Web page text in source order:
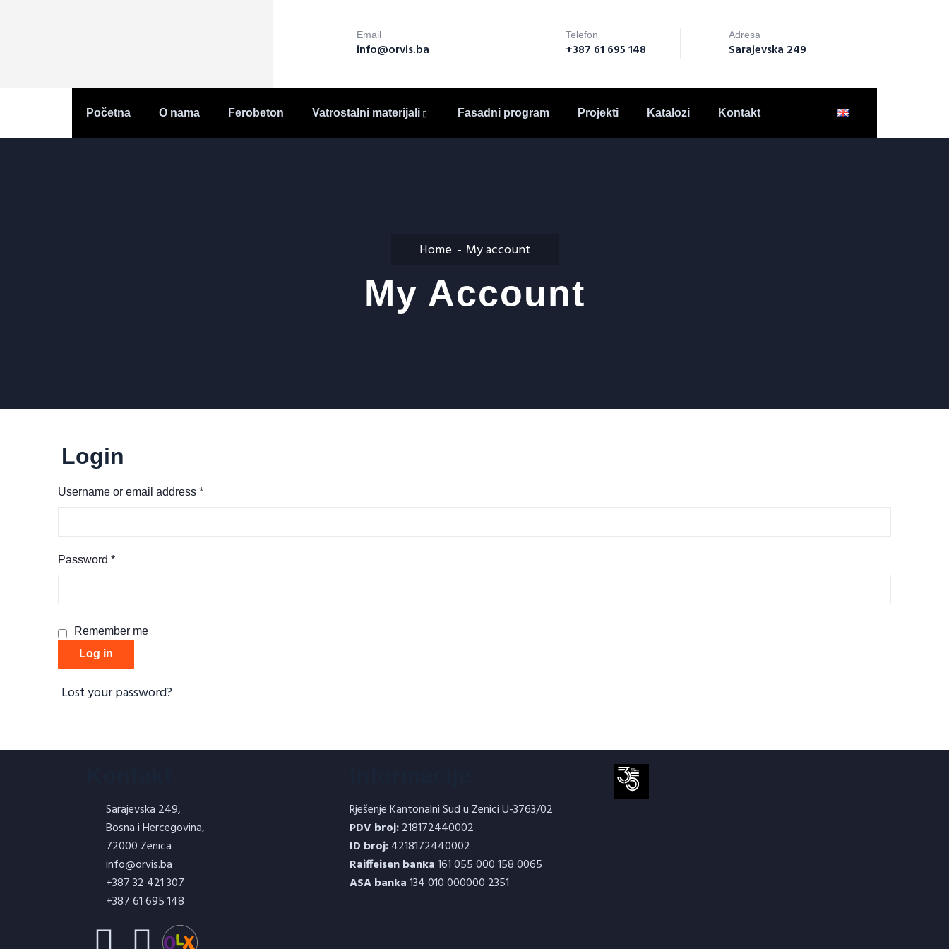
Email
info@orvis.ba
Telefon
+387 61 695 148
Adresa
Sarajevska 249
Početna O nama Ferobeton Vatrostalni materijali Fasadni program Projekti Katalozi Kontakt
Home My account
My Account
Login
Username or email address *
Password *
Remember me
Log in
Lost your password?
Sarajevska 249,
Bosna i Hercegovina,
72000 Zenica
info@orvis.ba
+387 32 421 307
+387 61 695 148
Rješenje Kantonalni Sud u Zenici U-3763/02
PDV broj:218172440002
ID broj:4218172440002
Raiffeisen banka161 055 000 158 0065
ASA banka134 010 000000 2351